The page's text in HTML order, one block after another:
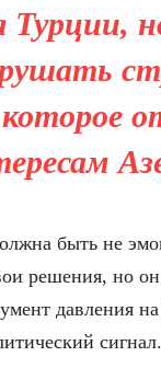
Турции,
быть не
решения, но
давления
сигнал.